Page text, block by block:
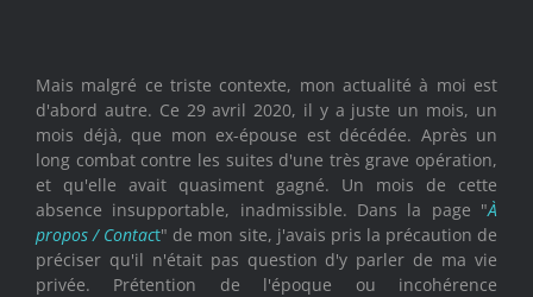
Mais malgré ce triste contexte, mon actualité à moi est
d'abord autre. Ce 29 avril 2020, il y a juste un mois, un
mois déjà, que mon ex-épouse est décédée. Après un
long combat contre les suites d'une très grave opération,
et qu'elle avait quasiment gagné. Un mois de cette
absence insupportable, inadmissible. Dans la page "À
propos / Contact" de mon site, j'avais pris la précaution de
préciser qu'il n'était pas question d'y parler de ma vie
privée. Prétention de l'époque ou incohérence